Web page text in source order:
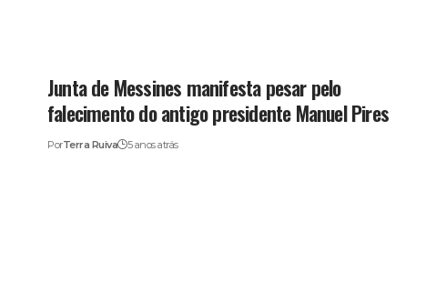
Junta de Messines manifesta pesar pelo
falecimento do antigo presidente Manuel Pires
PorTerra Ruiva 5 anos atrás